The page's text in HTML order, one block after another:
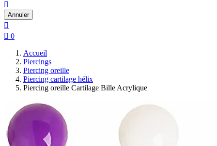

Annuler

 0
Accueil
Piercings
Piercing oreille
Piercing cartilage hélix
Piercing oreille Cartilage Bille Acrylique